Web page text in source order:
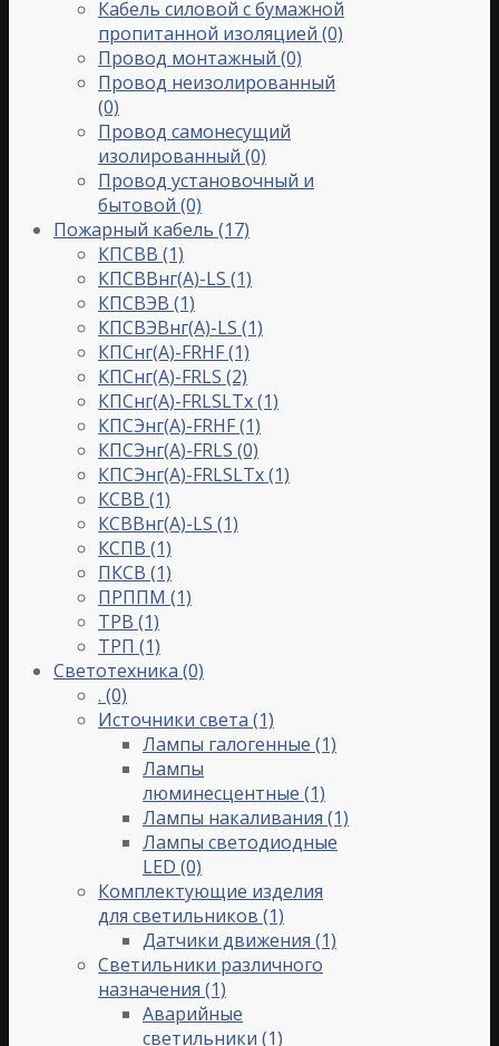
Кабель силовой с бумажной
пропитанной изоляцией (0)
Провод монтажный (0)
Провод неизолированный
(0)
Провод самонесущий
изолированный (0)
Провод установочный и
бытовой (0)
Пожарный кабель (17)
КПСВВ (1)
КПСВВнг(A)-LS (1)
КПСВЭВ (1)
КПСВЭВнг(A)-LS (1)
КПСнг(A)-FRHF(1)
КПСнг(A)-FRLS (2)
КПСнг(A)-FRLSLTx(1)
КПСЭнг(A)-FRHF(1)
КПСЭнг(A)-FRLS (0)
КПСЭнг(А)-FRLSLTx(1)
КСВВ (1)
КСВВнг(A)-LS (1)
КСПВ (1)
ПКСВ (1)
ПРППМ (1)
ТРВ (1)
ТРП (1)
Светотехника (0)
. (0)
Источники света (1)
Лампы галогенные (1)
Лампы
люминесцентные (1)
Лампы накаливания (1)
Лампы светодиодные
LED (0)
Комплектующие изделия
для светильников (1)
Датчики движения (1)
Светильники различного
назначения (1)
Аварийные
светильники (1)